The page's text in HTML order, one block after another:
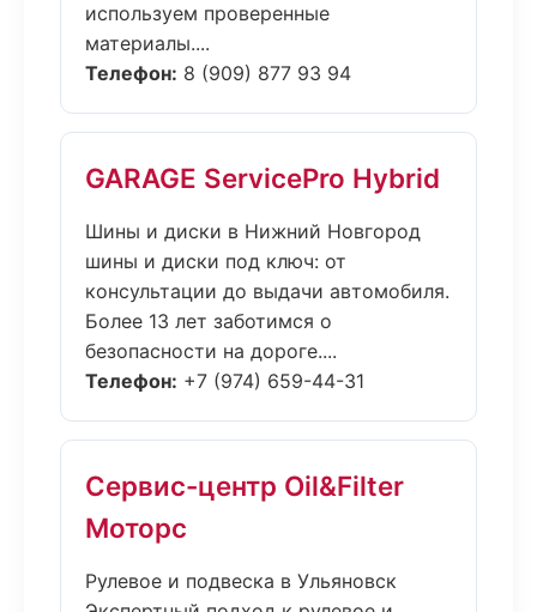
используем проверенные
материалы....
Телефон: 8 (909) 877 93 94
GARAGE ServicePro Hybrid
Шины и диски в Нижний Новгород
шины и диски под ключ: от
консультации до выдачи автомобиля.
Более 13 лет заботимся о
безопасности на дороге....
Телефон: +7 (974) 659-44-31
Сервис-центр Oil&Filter
Моторс
Рулевое и подвеска в Ульяновск